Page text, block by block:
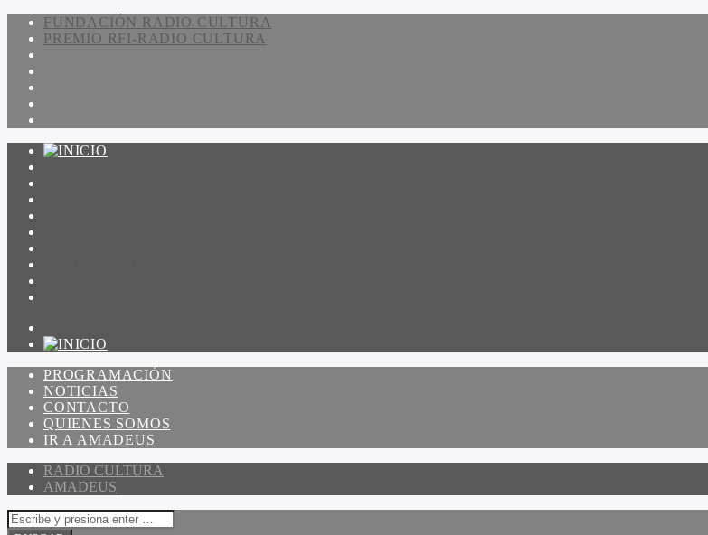
FUNDACIÓN RADIO CULTURA
PREMIO RFI-RADIO CULTURA
PROGRAMACIÓN
NOTICIAS
CONTACTO
QUIENES SOMOS
IR A AMADEUS
RADIO CULTURA
AMADEUS